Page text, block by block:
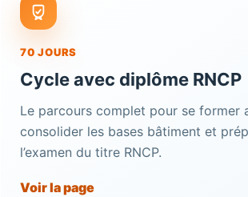
70 JOURS
Cycle avec diplôme RNCP
Le parcours complet pour se former
consolider les bases bâtiment et
l’examen du titre RNCP.
Voir la page